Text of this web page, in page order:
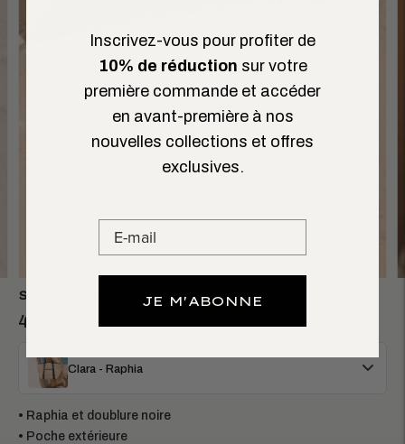
SAC CABAS RAPHIA CLARA
45,00€
Clara - Raphia
• Raphia et doublure noire
• Poche extérieure
Inscrivez-vous pour profiter de
10% de réduction sur votre
première commande et accéder
en avant-première à nos
nouvelles collections et offres
exclusives.
JE M'ABONNE